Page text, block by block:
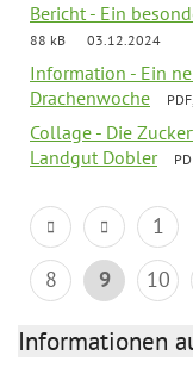
Bericht - Ein
88 kB
03.12.2024
Information - Ein
Drachenwoche
Collage - Die
Landgut Dobler
1
8
9 10
Informationen